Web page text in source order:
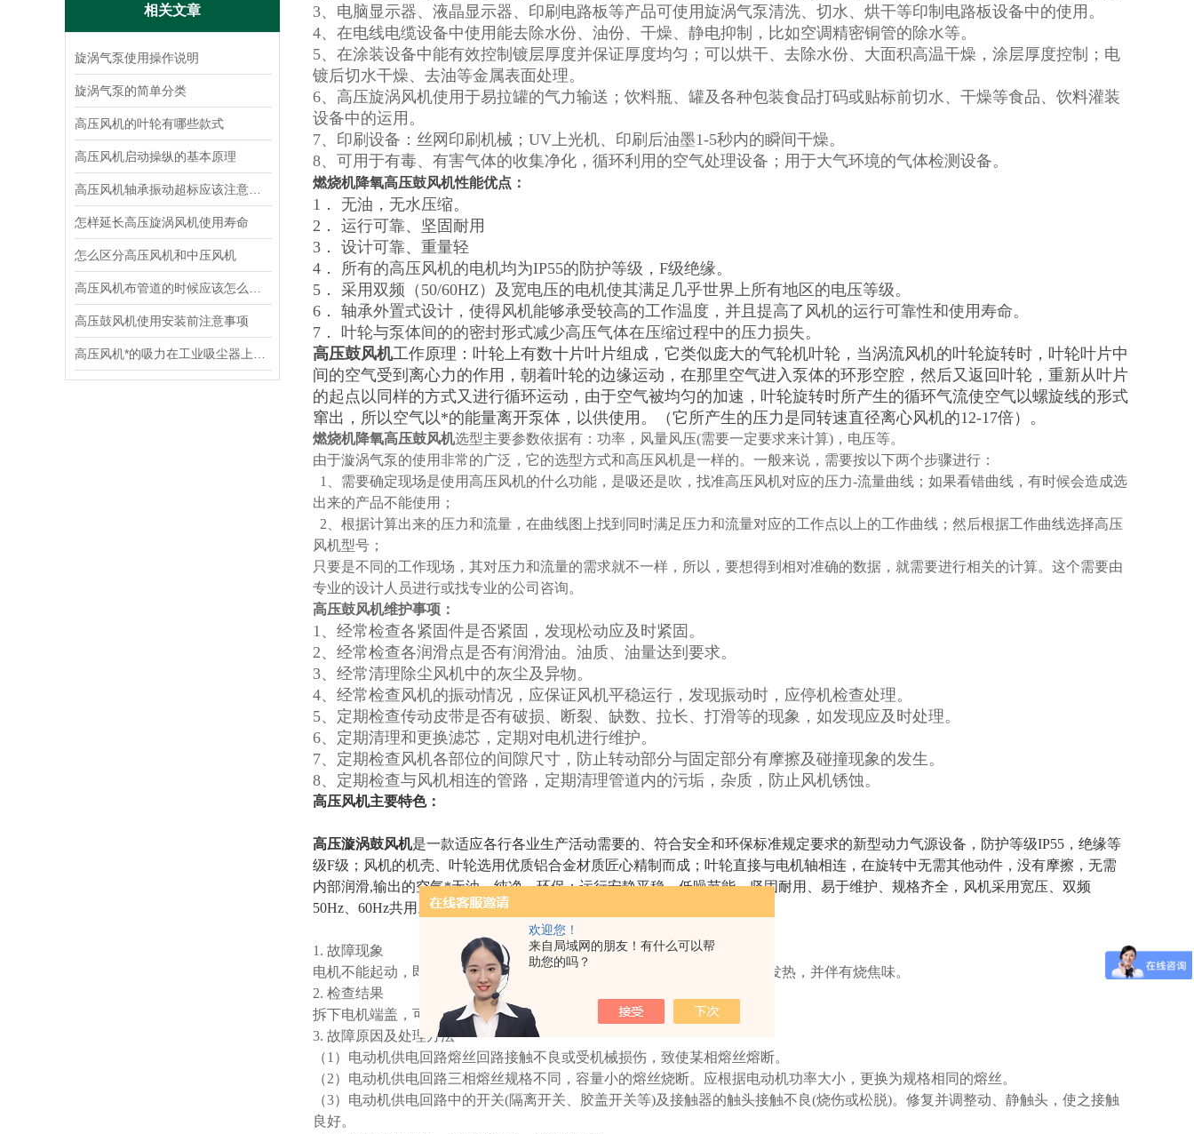
欢迎您！
来自局域网的朋友！有什么可以帮
助您的吗？
相关文章
旋涡气泵使用操作说明
旋涡气泵的简单分类
高压风机的叶轮有哪些款式
高压风机启动操纵的基本原理
怎样延长高压旋涡风机使用寿命
怎么区分高压风机和中压风机
高压鼓风机使用安装前注意事项
3、电脑显示器、液晶显示器、印刷电路板等产品可使用旋涡气泵清洗、切水、烘干等印制电路板设备中的使用。
4、在电线电缆设备中使用能去除水份、油份、干燥、静电抑制，比如空调精密铜管的除水等。
5、在涂装设备中能有效控制镀层厚度并保证厚度均匀；可以烘干、去除水份、大面积高温干燥，涂层厚度控制；电
镀后切水干燥、去油等金属表面处理。
6、高压旋涡风机使用于易拉罐的气力输送；饮料瓶、罐及各种包装食品打码或贴标前切水、干燥等食品、饮料灌装
设备中的运用。
7、印刷设备：丝网印刷机械；UV上光机、印刷后油墨1-5秒内的瞬间干燥。
8、可用于有毒、有害气体的收集净化，循环利用的空气处理设备；用于大气环境的气体检测设备。
燃烧机降氧高压鼓风机性能优点：
1． 无油，无水压缩。
2． 运行可靠、坚固耐用
3． 设计可靠、重量轻
4． 所有的高压风机的电机均为IP55的防护等级，F级绝缘。
5． 采用双频（50/60HZ）及宽电压的电机使其满足几乎世界上所有地区的电压等级。
6． 轴承外置式设计，使得风机能够承受较高的工作温度，并且提高了风机的运行可靠性和使用寿命。
7． 叶轮与泵体间的的密封形式减少高压气体在压缩过程中的压力损失。
高压鼓风机工作原理：叶轮上有数十片叶片组成，它类似庞大的气轮机叶轮，当涡流风机的叶轮旋转时，叶轮叶片中
间的空气受到离心力的作用，朝着叶轮的边缘运动，在那里空气进入泵体的环形空腔，然后又返回叶轮，重新从叶片
的起点以同样的方式又进行循环运动，由于空气被均匀的加速，叶轮旋转时所产生的循环气流使空气以螺旋线的形式
窜出，所以空气以*的能量离开泵体，以供使用。（它所产生的压力是同转速直径离心风机的12-17倍）。
燃烧机降氧高压鼓风机选型主要参数依据有：功率，风量风压(需要一定要求来计算)，电压等。
由于漩涡气泵的使用非常的广泛，它的选型方式和高压风机是一样的。一般来说，需要按以下两个步骤进行：
1、需要确定现场是使用高压风机的什么功能，是吸还是吹，找准高压风机对应的压力-流量曲线；如果看错曲线，有时候会造成选
出来的产品不能使用；
2、根据计算出来的压力和流量，在曲线图上找到同时满足压力和流量对应的工作点以上的工作曲线；然后根据工作曲线选择高压
风机型号；
只要是不同的工作现场，其对压力和流量的需求就不一样，所以，要想得到相对准确的数据，就需要进行相关的计算。这个需要由
专业的设计人员进行或找专业的公司咨询。
高压鼓风机维护事项：
1、经常检查各紧固件是否紧固，发现松动应及时紧固。
2、经常检查各润滑点是否有润滑油。油质、油量达到要求。
3、经常清理除尘风机中的灰尘及异物。
4、经常检查风机的振动情况，应保证风机平稳运行，发现振动时，应停机检查处理。
5、定期检查传动皮带是否有破损、断裂、缺数、拉长、打滑等的现象，如发现应及时处理。
6、定期清理和更换滤芯，定期对电机进行维护。
7、定期检查风机各部位的间隙尺寸，防止转动部分与固定部分有摩擦及碰撞现象的发生。
8、定期检查与风机相连的管路，定期清理管道内的污垢，杂质，防止风机锈蚀。
高压风机主要特色：
高压漩涡鼓风机是一款适应各行各业生产活动需要的、符合安全和环保标准规定要求的新型动力气源设备，防护等级IP55，绝缘等
级F级；风机的机壳、叶轮选用优质铝合金材质匠心精制而成；叶轮直接与电机轴相连，在旋转中无需其他动件，没有摩擦，无需
内部润滑,输出的空气*无油，纯净、环保；运行安静平稳、低噪节能、坚固耐用、易于维护、规格齐全，风机采用宽压、双频
50Hz、60Hz共用。
1. 故障现象
电机不能起动，即使空载能起起动，转速慢慢上升，有嗡嗡声；电机冒烟发热，并伴有烧焦味。
2. 检查结果
拆下电机端盖，可看到绕组端部有1/3或2/3的极相绕组或焦或变成深棕色。
3. 故障原因及处理方法
（1）电动机供电回路熔丝回路接触不良或受机械损伤，致使某相熔丝熔断。
（2）电动机供电回路三相熔丝规格不同，容量小的熔丝烧断。应根据电动机功率大小，更换为规格相同的熔丝。
（3）电动机供电回路中的开关(隔离开关、胶盖开关等)及接触器的触头接触不良(烧伤或松脱)。修复并调整动、静触头，使之接触
良好。